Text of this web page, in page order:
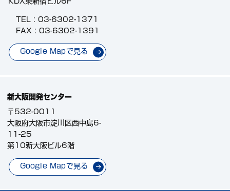
TEL : 03-6302-1371
FAX : 03-6302-1391
Google Mapで見る
新大阪開発センター
〒532-0011
大阪府大阪市淀川区西中島6-
11-25
第10新大阪ビル6階
Google Mapで見る